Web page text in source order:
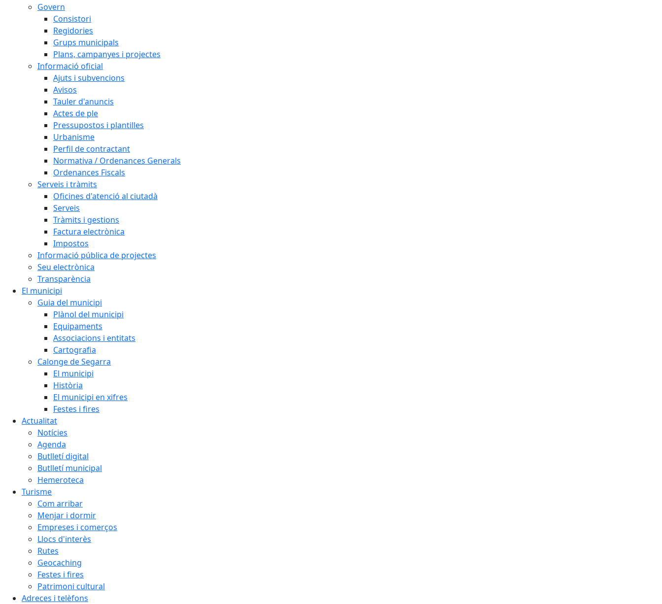
Govern
Consistori
Regidories
Grups municipals
Plans, campanyes i projectes
Informació oficial
Ajuts i subvencions
Avisos
Tauler d'anuncis
Actes de ple
Pressupostos i plantilles
Urbanisme
Perfil de contractant
Normativa / Ordenances Generals
Ordenances Fiscals
Serveis i tràmits
Oficines d'atenció al ciutadà
Serveis
Tràmits i gestions
Factura electrònica
Impostos
Informació pública de projectes
Seu electrònica
Transparència
El municipi
Guia del municipi
Plànol del municipi
Equipaments
Associacions i entitats
Cartografia
Calonge de Segarra
El municipi
Història
El municipi en xifres
Festes i fires
Actualitat
Notícies
Agenda
Butlletí digital
Butlletí municipal
Hemeroteca
Turisme
Com arribar
Menjar i dormir
Empreses i comerços
Llocs d'interès
Rutes
Geocaching
Festes i fires
Patrimoni cultural
Adreces i telèfons